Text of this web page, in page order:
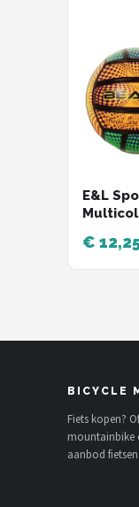
E&L
€
BICYCLE
Fiets kopen?
mountainbike
aanbod